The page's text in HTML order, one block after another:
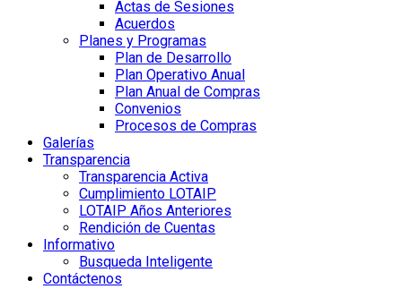
Actas de Sesiones
Acuerdos
Planes y Programas
Plan de Desarrollo
Plan Operativo Anual
Plan Anual de Compras
Convenios
Procesos de Compras
Galerías
Transparencia
Transparencia Activa
Cumplimiento LOTAIP
LOTAIP Años Anteriores
Rendición de Cuentas
Informativo
Busqueda Inteligente
Contáctenos